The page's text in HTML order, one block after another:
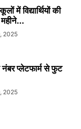
में विद्यार्थियों की
2025
प्लेटफार्म से फुट
2025